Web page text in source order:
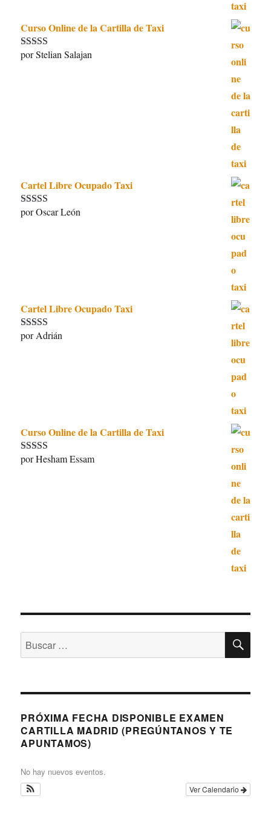
Curso Online de la Cartilla de Taxi
Valorado con
por Stelian Salajan
Cartel Libre Ocupado Taxi
Valorado con
por Oscar León
Cartel Libre Ocupado Taxi
Valorado con
por Adrián
Curso Online de la Cartilla de Taxi
Valorado con
por Hesham Essam
Buscar
por:
PRÓXIMA FECHA DISPONIBLE EXAMEN
CARTILLA MADRID (PREGÚNTANOS Y TE
APUNTAMOS)
No hay nuevos eventos.
Ver Calendario